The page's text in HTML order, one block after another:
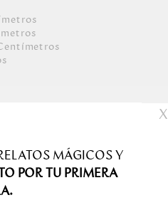
s
s
s
s
X
MÁGICOS Y
POR TU PRIMERA